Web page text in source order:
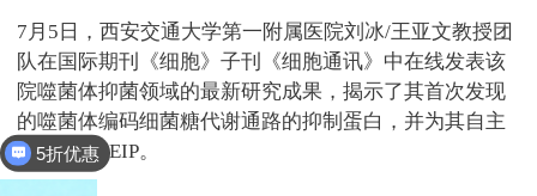
7月5日，西安交通大学第一附属医院刘冰/王亚文教授团
队在国际期刊《细胞》子刊《细胞通讯》中在线发表该
院噬菌体抑菌领域的最新研究成果，揭示了其首次发现
的噬菌体编码细菌糖代谢通路的抑制蛋白，并为其自主
命名为：PEIP。
5折优惠